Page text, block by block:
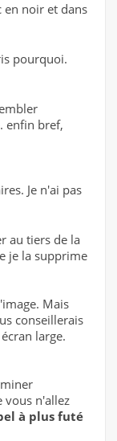
en noir et dans
pourquoi.
enfin bref,
Je n'ai pas
au tiers de la
je la supprime
Mais
conseillerais
large.
vous n'allez
à plus futé